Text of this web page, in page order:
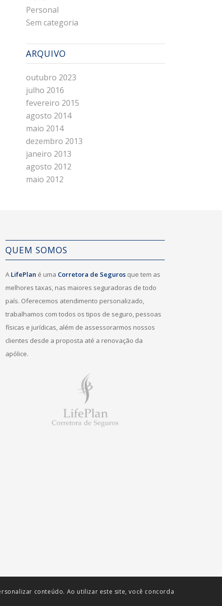
Personal
Sem categoria
ARQUIVO
outubro 2023
julho 2016
fevereiro 2015
agosto 2014
maio 2014
dezembro 2013
janeiro 2013
agosto 2012
maio 2012
QUEM SOMOS
A LifePlan é uma Corretora de Seguros que tem as
melhores taxas, nas maiores seguradoras de todo
país. Oferecemos atendimento personalizado,
trabalhamos com todos os tipos de seguro, pessoas
físicas e jurídicas, além de assessorarmos nossos
clientes desde a proposta até a renovação da
apólice.
conteúdo. Ao utilizar este site, você concorda